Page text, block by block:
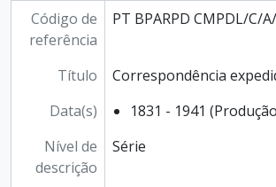
Código de
referência
PT BPARPD CMPDL/C/
Título
Correspondência
Data(s)
1831 - 1941
Nível de
descrição
Série